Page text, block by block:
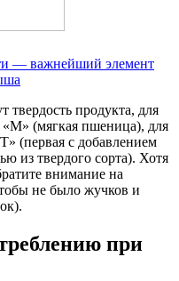
— важнейший элемент
твердость продукта, для
(мягкая пшеница), для
(первая с добавлением
из твердого сорта). Хотя
внимание на
не было жучков и
при